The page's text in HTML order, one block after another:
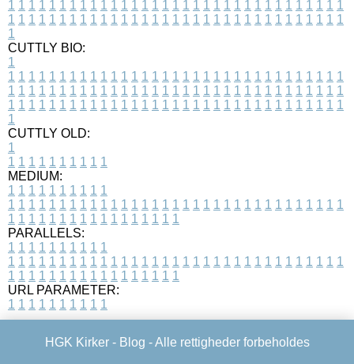
1 1 1 1 1 1 1 1 1 1 1 1 1 1 1 1 1 1 1 1 1 1 1 1 1 1 1 1 1 1 1 1 1
1 1 1 1 1 1 1 1 1 1 1 1 1 1 1 1 1 1 1 1 1 1 1 1 1 1 1 1 1 1 1 1 1
1
CUTTLY BIO:
1
1 1 1 1 1 1 1 1 1 1 1 1 1 1 1 1 1 1 1 1 1 1 1 1 1 1 1 1 1 1 1 1 1
1 1 1 1 1 1 1 1 1 1 1 1 1 1 1 1 1 1 1 1 1 1 1 1 1 1 1 1 1 1 1 1 1
1 1 1 1 1 1 1 1 1 1 1 1 1 1 1 1 1 1 1 1 1 1 1 1 1 1 1 1 1 1 1 1 1
1
CUTTLY OLD:
1
1 1 1 1 1 1 1 1 1 1
MEDIUM:
1 1 1 1 1 1 1 1 1 1
1 1 1 1 1 1 1 1 1 1 1 1 1 1 1 1 1 1 1 1 1 1 1 1 1 1 1 1 1 1 1 1 1
1 1 1 1 1 1 1 1 1 1 1 1 1 1 1 1 1
PARALLELS:
1 1 1 1 1 1 1 1 1 1
1 1 1 1 1 1 1 1 1 1 1 1 1 1 1 1 1 1 1 1 1 1 1 1 1 1 1 1 1 1 1 1 1
1 1 1 1 1 1 1 1 1 1 1 1 1 1 1 1 1
URL PARAMETER:
1 1 1 1 1 1 1 1 1 1
HGK Kirker - Blog - Alle rettigheder forbeholdes